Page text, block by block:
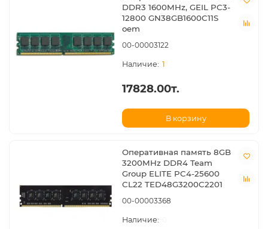
DDR3 1600MHz, GEIL PC3-
12800 GN38GB1600C11S
oem
00-00003122
1
17828.00т.
В корзину
Оперативная память 8GB
3200MHz DDR4 Team
Group ELITE PC4-25600
CL22 TED48G3200C2201
00-00003368